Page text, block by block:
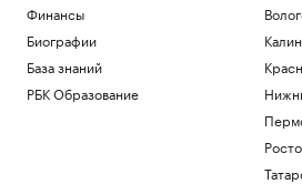
Финансы
Биографии
База знаний
РБК Образование